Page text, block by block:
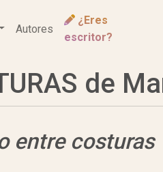
Autores
¿Eres
escritor?
de
entre costuras